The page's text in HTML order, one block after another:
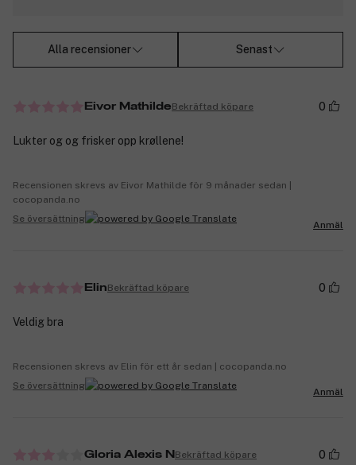
Alla recensioner Senast
Eivor MathildeBekräftad köpare 0
Lukter og og frisker opp krøllene!
Recensionen skrevs av Eivor Mathilde för 9 månader sedan |
cocopanda.no
Se översättning
Anmäl
ElinBekräftad köpare 0
Veldig bra
Recensionen skrevs av Elin för ett år sedan | cocopanda.no
Se översättning
Anmäl
Gloria Alexis N Bekräftad köpare 0